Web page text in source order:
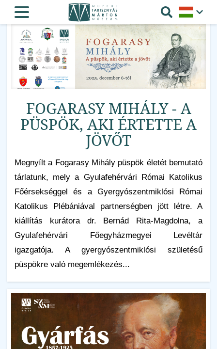
FOGARASY MIHÁLY - A
PÜSPÖK, AKI ÉRTETTE A
JÖVŐT
Megnyílt a Fogarasy Mihály püspök életét bemutató
tárlatunk, mely a Gyulafehérvári Római Katolikus
Főérsekséggel és a Gyergyószentmiklósi Római
Katolikus Plébániával partnerségben jött létre. A
kiállítás kurátora dr. Bernád Rita-Magdolna, a
Gyulafehérvári Főegyházmegyei Levéltár
igazgatója. A gyergyószentmiklósi születésű
püspökre való megemlékezés...